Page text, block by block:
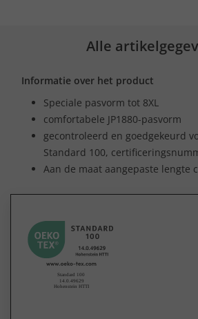
Alle
Informatie over het product
Speciale pasvorm tot 8XL
comfortabele JP1880-pasvorm
gecontroleerd en goedgekeurd
Standard 100,
Aan de maat aangepaste lengte